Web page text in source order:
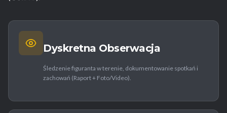
Dyskretna Obserwacja
Śledzenie figuranta w terenie, dokumentowanie spotkań i
zachowań (Raport + Foto/Video).